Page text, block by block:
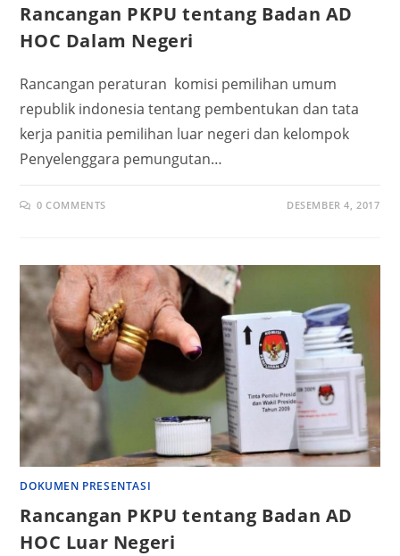
Rancangan PKPU tentang Badan AD
HOC Dalam Negeri
Rancangan peraturan komisi pemilihan umum
republik indonesia tentang pembentukan dan tata
kerja panitia pemilihan luar negeri dan kelompok
Penyelenggara pemungutan…
0 COMMENTS DESEMBER 4, 2017
DOKUMEN PRESENTASI
Rancangan PKPU tentang Badan AD
HOC Luar Negeri